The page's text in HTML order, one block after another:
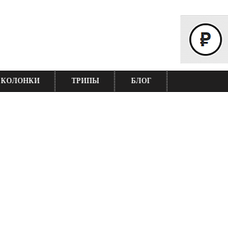
КОЛОНКИ ТРИПЫ БЛОГ